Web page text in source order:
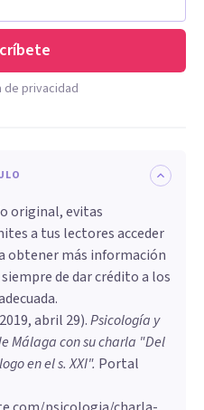
privacidad
original, evitas
a tus lectores acceder
obtener más información
de dar crédito a los
2019, abril 29).Psicología y
Málaga con su charla "Del
en el s. XXI". Portal